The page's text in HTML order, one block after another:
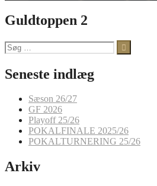
Guldtoppen 2
Søg
efter:
Seneste indlæg
Sæson 26/27
GF 2026
Playoff 25/26
POKALFINALE 2025/26
POKALTURNERING 25/26
Arkiv